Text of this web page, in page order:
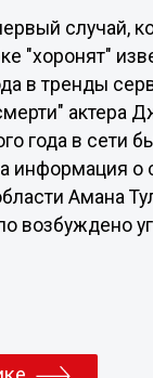
случай,
"хоронят"
в тренды
актера
года в сети
информация о
Амана
возбуждено